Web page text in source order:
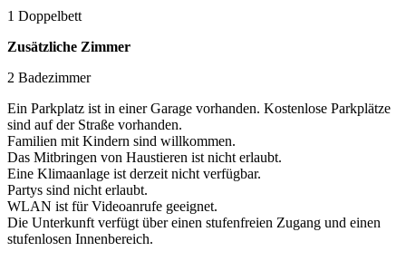
1 Doppelbett
Zusätzliche Zimmer
2 Badezimmer
Ein Parkplatz ist in einer Garage vorhanden. Kostenlose Parkplätze
sind auf der Straße vorhanden.
Familien mit Kindern sind willkommen.
Das Mitbringen von Haustieren ist nicht erlaubt.
Eine Klimaanlage ist derzeit nicht verfügbar.
Partys sind nicht erlaubt.
WLAN ist für Videoanrufe geeignet.
Die Unterkunft verfügt über einen stufenfreien Zugang und einen
stufenlosen Innenbereich.